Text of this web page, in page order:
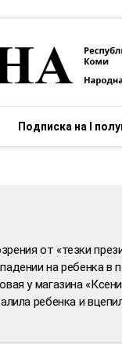
Подписка на I
от «тезки
на ребенка в
у магазина
ребенка и